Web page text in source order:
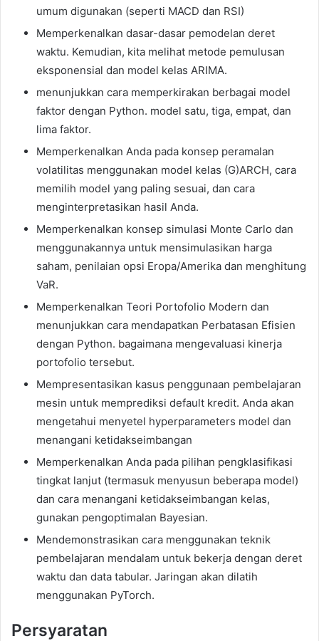
umum digunakan (seperti MACD dan RSI)
Memperkenalkan dasar-dasar pemodelan deret
waktu. Kemudian, kita melihat metode pemulusan
eksponensial dan model kelas ARIMA.
menunjukkan cara memperkirakan berbagai model
faktor dengan Python. model satu, tiga, empat, dan
lima faktor.
Memperkenalkan Anda pada konsep peramalan
volatilitas menggunakan model kelas (G)ARCH, cara
memilih model yang paling sesuai, dan cara
menginterpretasikan hasil Anda.
Memperkenalkan konsep simulasi Monte Carlo dan
menggunakannya untuk mensimulasikan harga
saham, penilaian opsi Eropa/Amerika dan menghitung
VaR.
Memperkenalkan Teori Portofolio Modern dan
menunjukkan cara mendapatkan Perbatasan Efisien
dengan Python. bagaimana mengevaluasi kinerja
portofolio tersebut.
Mempresentasikan kasus penggunaan pembelajaran
mesin untuk memprediksi default kredit. Anda akan
mengetahui menyetel hyperparameters model dan
menangani ketidakseimbangan
Memperkenalkan Anda pada pilihan pengklasifikasi
tingkat lanjut (termasuk menyusun beberapa model)
dan cara menangani ketidakseimbangan kelas,
gunakan pengoptimalan Bayesian.
Mendemonstrasikan cara menggunakan teknik
pembelajaran mendalam untuk bekerja dengan deret
waktu dan data tabular. Jaringan akan dilatih
menggunakan PyTorch.
Persyaratan